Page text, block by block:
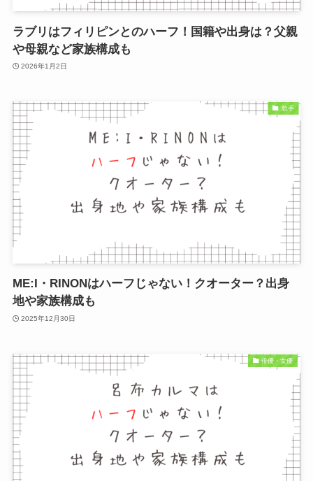
ラブリはフィリピンとのハーフ！国籍や出身は？父親
や母親など家族構成も
2026年1月2日
歌手
ME:I・RINONはハーフじゃない！クオーター？出身
地や家族構成も
2025年12月30日
俳優・女優